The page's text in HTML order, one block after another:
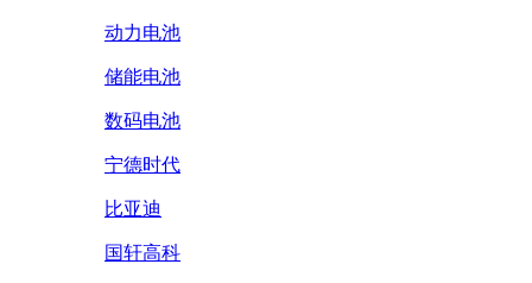
动力电池
储能电池
数码电池
宁德时代
比亚迪
国轩高科